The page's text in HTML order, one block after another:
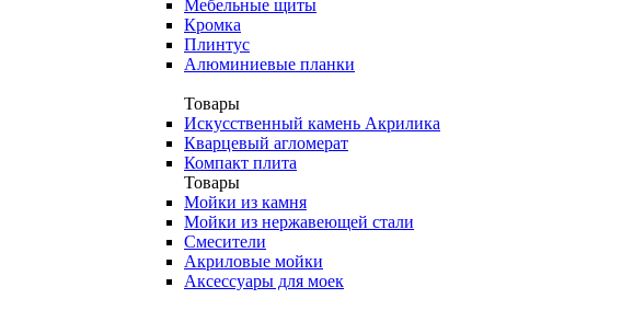
Мебельные щиты
Кромка
Плинтус
Алюминиевые планки
Товары
Искусственный камень Акрилика
Кварцевый агломерат
Компакт плита
Товары
Мойки из камня
Мойки из нержавеющей стали
Смесители
Акриловые мойки
Аксессуары для моек